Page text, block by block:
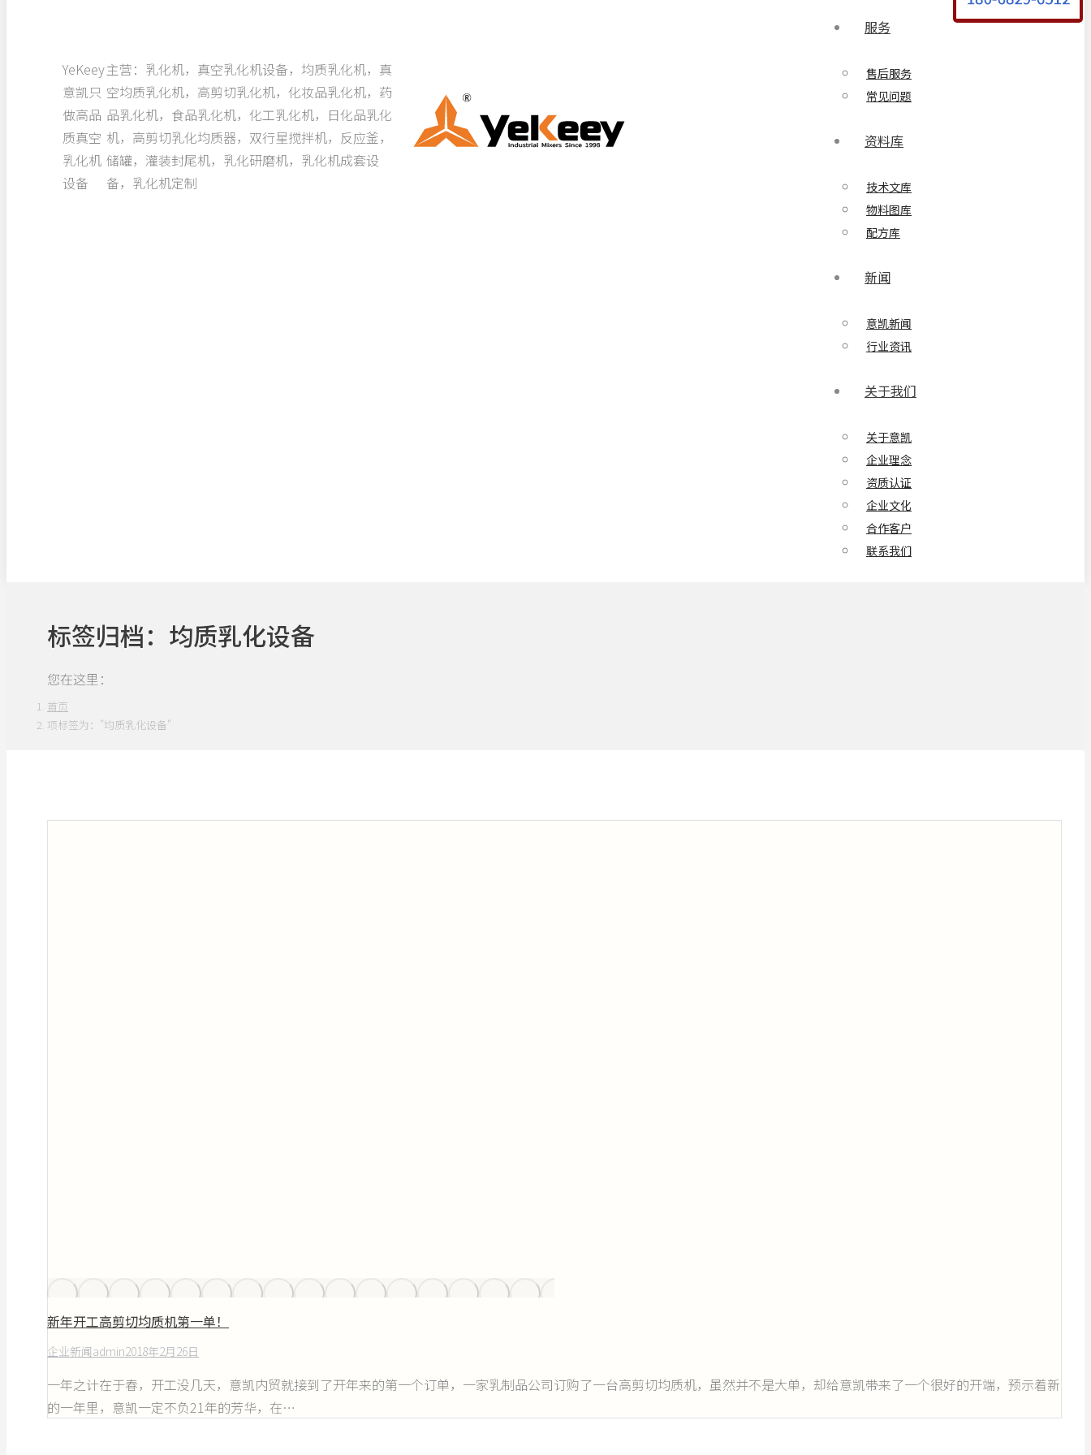
YeKeey
意凯只
做高品
质真空
乳化机
设备
主营：乳化机，真空乳化机设备，均质乳化机，真
空均质乳化机，高剪切乳化机，化妆品乳化机，药
品乳化机，食品乳化机，化工乳化机，日化品乳化
机，高剪切乳化均质器，双行星搅拌机，反应釜，
储罐，灌装封尾机，乳化研磨机，乳化机成套设
备，乳化机定制
服务
售后服务
常见问题
资料库
技术文库
物料图库
配方库
新闻
意凯新闻
行业资讯
关于我们
关于意凯
企业理念
资质认证
企业文化
合作客户
联系我们
标签归档： 均质乳化设备
您在这里：
首页
项标签为："均质乳化设备"
新年开工高剪切均质机第一单！
企业新闻admin2018年2月26日
一年之计在于春，开工没几天，意凯内贸就接到了开年来的第一个订单，一家乳制品公司订购了一台高剪切均质机，虽然并不是大单，却给意凯带来了一个很好的开端，预示着新
的一年里，意凯一定不负21年的芳华，在…